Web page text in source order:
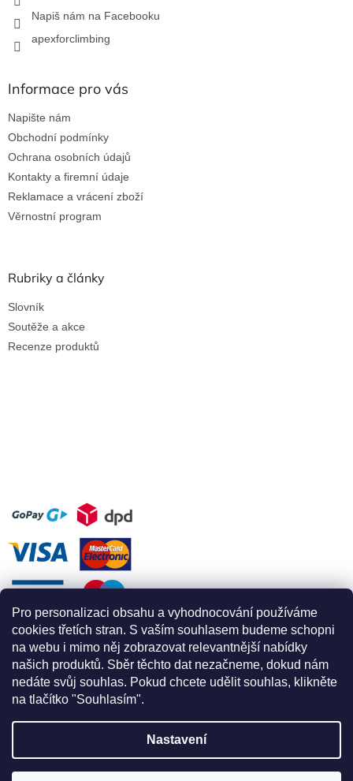
Pro personalizaci obsahu a vyhodnocování používáme
cookies třetích stran. S vaším souhlasem budeme schopni
na webu i mimo něj zobrazovat relevantnější nabídky
našich produktů. Sběr těchto dat nezačneme, dokud nám
nedáte svůj souhlas. Pokud chcete udělit souhlas, klikněte
na tlačítko "Souhlasím".
Nastavení
Napiš nám na Facebooku
apexforclimbing
Informace pro vás
Napište nám
Obchodní podmínky
Ochrana osobních údajů
Kontakty a firemní údaje
Reklamace a vrácení zboží
Věrnostní program
Rubriky a články
Slovník
Soutěže a akce
Recenze produktů
Vytvořil Shoptet